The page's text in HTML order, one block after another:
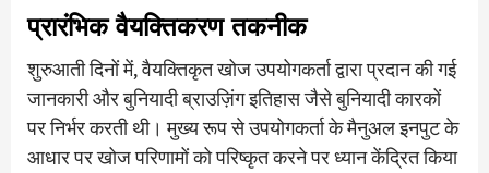
प्रारंभिक वैयक्तिकरण तकनीक
शुरुआती दिनों में, वैयक्तिकृत खोज उपयोगकर्ता द्वारा प्रदान की गई
जानकारी और बुनियादी ब्राउज़िंग इतिहास जैसे बुनियादी कारकों
पर निर्भर करती थी। मुख्य रूप से उपयोगकर्ता के मैनुअल इनपुट के
आधार पर खोज परिणामों को परिष्कृत करने पर ध्यान केंद्रित किया